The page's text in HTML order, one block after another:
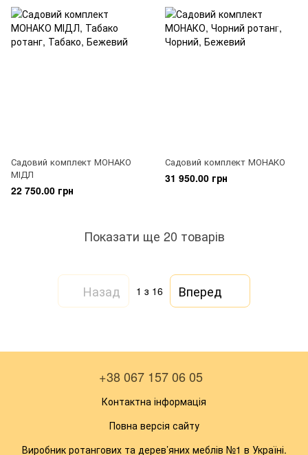
Садовий комплект МОНАКО
МІДЛ
22 750.00 грн
Садовий комплект МОНАКО
31 950.00 грн
Показати ще 20 товарів
Назад 1 з 16 Вперед
+38 067 157 06 05
Контактна інформація
Повна версія сайту
Виробник ротангових та дерев’яних меблів №1 в Україні.